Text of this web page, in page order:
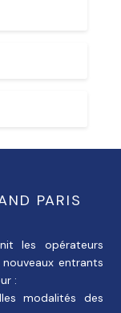
PARIS
les opérateurs
entrants
:
modalités des